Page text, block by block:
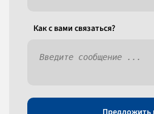
Как c вами связаться?